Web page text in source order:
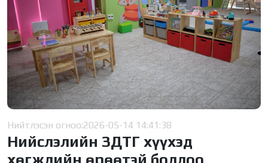
Нийтлэсэн огноо:2026-05-14 14:41:38
Нийслэлийн ЗДТГ хүүхэд
хөгжлийн өрөөтэй боллоо